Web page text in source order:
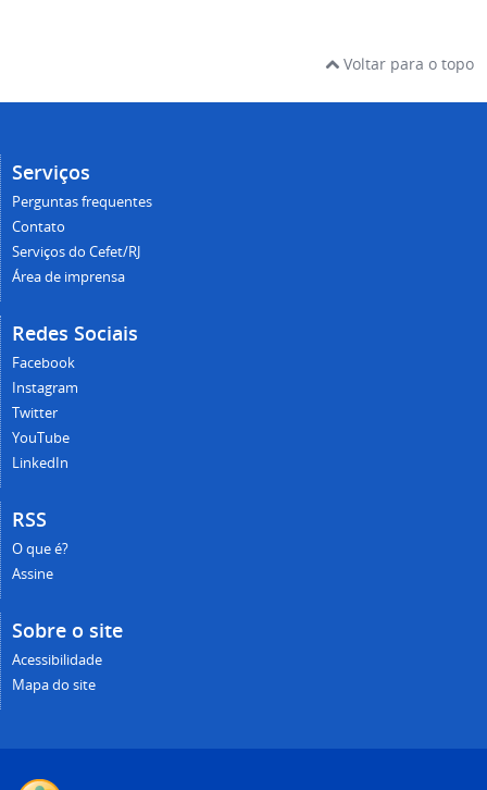
Voltar para o topo
Serviços
Perguntas frequentes
Contato
Serviços do Cefet/RJ
Área de imprensa
Redes Sociais
Facebook
Instagram
Twitter
YouTube
LinkedIn
RSS
O que é?
Assine
Sobre o site
Acessibilidade
Mapa do site